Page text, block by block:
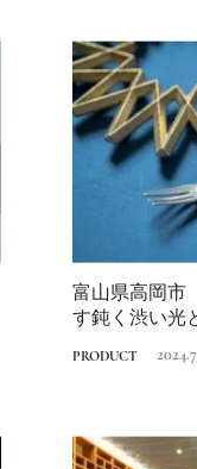
富山県高岡市
す鈍く渋い光
PRODUCT